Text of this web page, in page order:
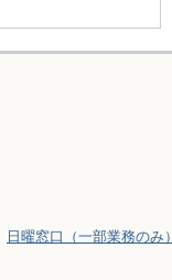
日曜窓口（一部業務のみ）